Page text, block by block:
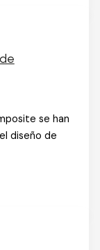
se han
diseño de